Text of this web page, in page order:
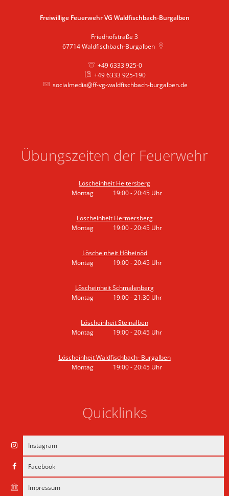
Freiwillige Feuerwehr VG Waldfischbach-Burgalben
Friedhofstraße 3
67714 Waldfischbach-Burgalben
+49 6333 925-0
+49 6333 925-190
socialmedia@ff-vg-waldfischbach-burgalben.de
Übungszeiten der Feuerwehr
Löscheinheit Heltersberg
Montag
19:00-20:45 Uhr
Löscheinheit Hermersberg
Montag
19:00-20:45 Uhr
Löscheinheit Höheinöd
Montag
19:00-20:45 Uhr
Löscheinheit Schmalenberg
Montag
19:00-21:30 Uhr
Löscheinheit Steinalben
Montag
19:00-20:45 Uhr
Löscheinheit Waldfischbach- Burgalben
Montag
19:00-20:45 Uhr
Quicklinks
Instagram
Facebook
Impressum